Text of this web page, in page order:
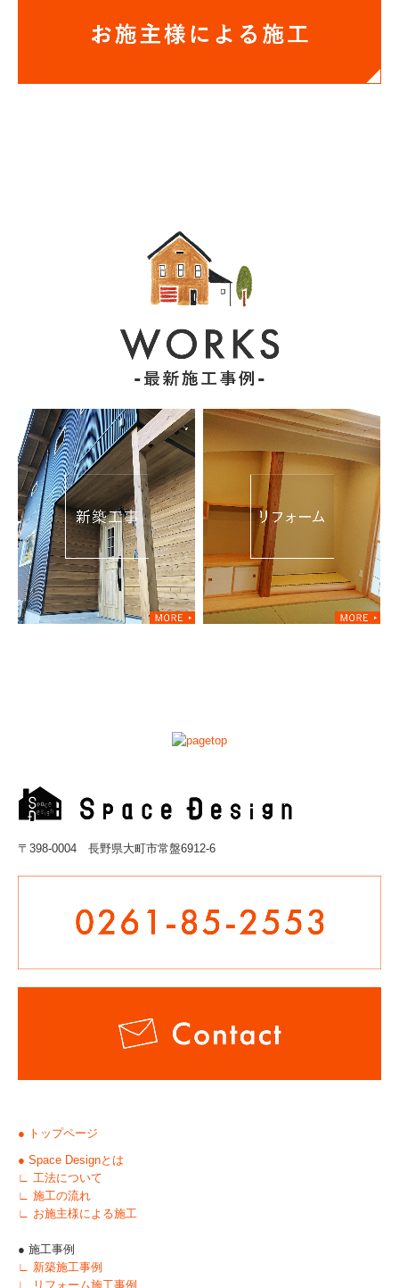
〒398-0004 長野県大町市常盤6912-6
● トップページ
● Space Designとは
∟ 工法について
∟ 施工の流れ
∟ お施主様による施工
● 施工事例
∟ 新築施工事例
∟ リフォーム施工事例